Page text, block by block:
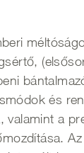
és
valamint a